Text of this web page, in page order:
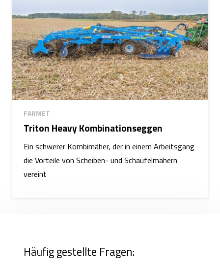
FARMET
Triton Heavy Kombinationseggen
Ein schwerer Kombimäher, der in einem Arbeitsgang
die Vorteile von Scheiben- und Schaufelmähern
vereint
Häufig gestellte Fragen: